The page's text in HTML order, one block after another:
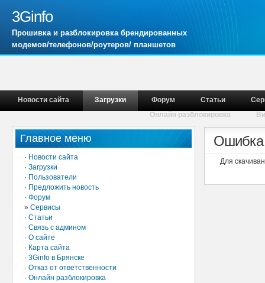
3Ginfo
Прошивка и разблокировка брендированных
модемов/телефонов/роутеров/ планшетов
Новости сайта Загрузки Форум Статьи
Онлайн разблокировка
Главное меню
· Новости сайта
· Загрузки
· Пользователи
· Предложить новость
· Форум
» Сервисы
· Статьи
· Связь с админом
· О сайте
· Карта сайта
· 3Ginfo в Брянске
· Отказ от ответственности
· Онлайн разблокировка
Ошибка
Для